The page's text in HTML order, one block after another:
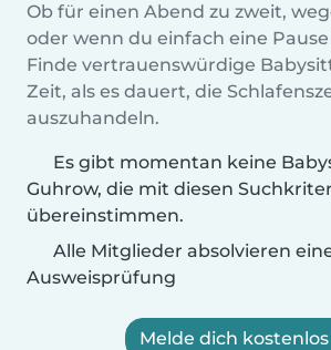
Ob für einen Abend zu zweit,
oder wenn du einfach eine
Finde vertrauenswürdige
Zeit, als es dauert, die
auszuhandeln.
Es gibt momentan keine
Guhrow, die mit diesen
übereinstimmen.
Alle Mitglieder absolvieren
Ausweisprüfung
Melde dich